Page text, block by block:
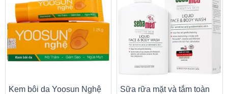
Kem bôi da Yoosun Nghệ
Sữa rữa mặt và tắm toàn